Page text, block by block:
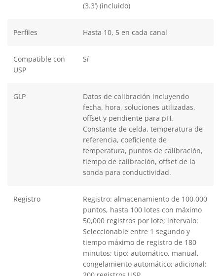
(3.3’) (incluido)
Perfiles Hasta 10, 5 en cada canal
Compatible con
USP
Sí
GLP
Datos de calibración incluyendo
fecha, hora, soluciones utilizadas,
offset y pendiente para pH.
Constante de celda, temperatura de
referencia, coeficiente de
temperatura, puntos de calibración,
tiempo de calibración, offset de la
sonda para conductividad.
Registro
Registro: almacenamiento de 100,000
puntos, hasta 100 lotes con máximo
50,000 registros por lote; intervalo:
Seleccionable entre 1 segundo y
tiempo máximo de registro de 180
minutos; tipo: automático, manual,
congelamiento automático; adicional: